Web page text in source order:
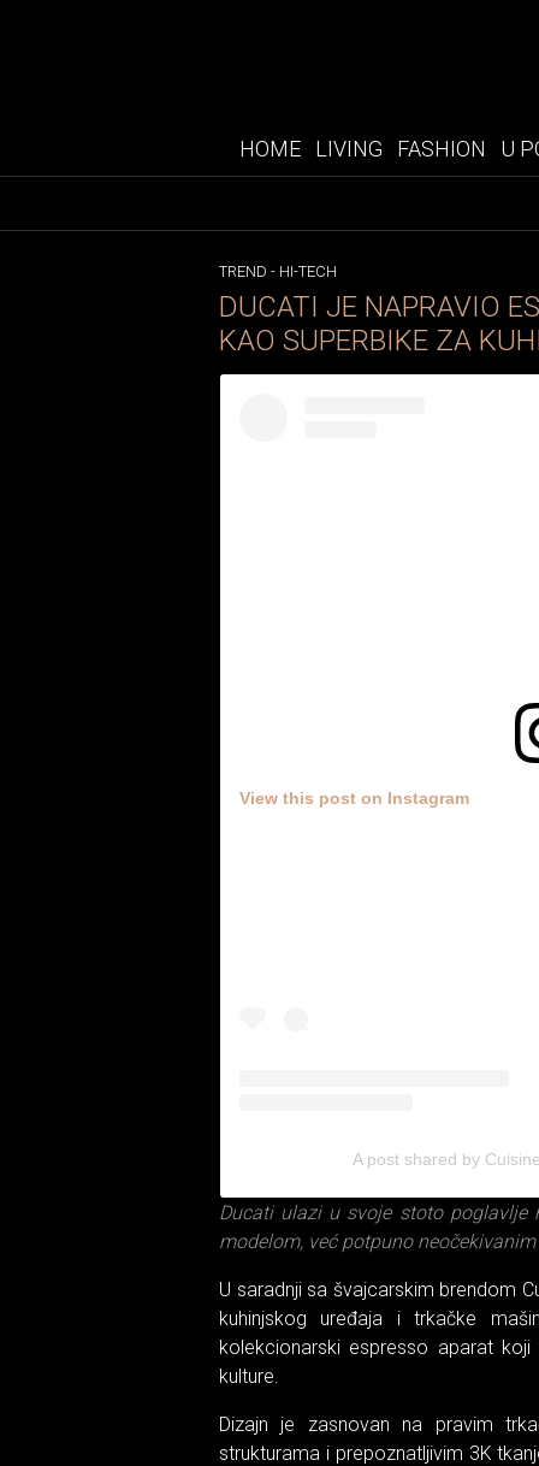
HOME LIVING FASHION U
TREND - HI-TECH
DUCATI JE NAPRAVIO
KAO SUPERBIKE ZA
View this post on Instagram
A post shared by
Ducati ulazi u svoje stoto
modelom, već potpuno
U saradnji sa švajcarskim brendom
kuhinjskog uređaja i trkačke
kolekcionarski espresso aparat
kulture.
Dizajn je zasnovan na pravim
strukturama i prepoznatljivim 3K